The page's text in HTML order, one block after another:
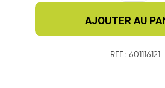
A
EAU
AJOUTER AU
REF : 601116121